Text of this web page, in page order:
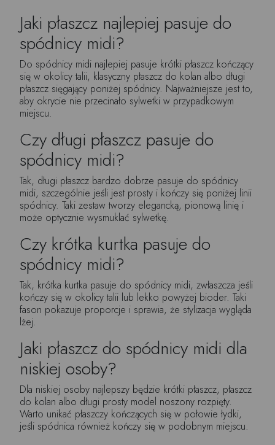
Jaki płaszcz najlepiej pasuje do
spódnicy midi?
Do spódnicy midi najlepiej pasuje krótki płaszcz kończący
się w okolicy talii, klasyczny płaszcz do kolan albo długi
płaszcz sięgający poniżej spódnicy. Najważniejsze jest to,
aby okrycie nie przecinało sylwetki w przypadkowym
miejscu.
Czy długi płaszcz pasuje do
spódnicy midi?
Tak, długi płaszcz bardzo dobrze pasuje do spódnicy
midi, szczególnie jeśli jest prosty i kończy się poniżej linii
spódnicy. Taki zestaw tworzy elegancką, pionową linię i
może optycznie wysmuklać sylwetkę.
Czy krótka kurtka pasuje do
spódnicy midi?
Tak, krótka kurtka pasuje do spódnicy midi, zwłaszcza jeśli
kończy się w okolicy talii lub lekko powyżej bioder. Taki
fason pokazuje proporcje i sprawia, że stylizacja wygląda
lżej.
Jaki płaszcz do spódnicy midi dla
niskiej osoby?
Dla niskiej osoby najlepszy będzie krótki płaszcz, płaszcz
do kolan albo długi prosty model noszony rozpięty.
Warto unikać płaszczy kończących się w połowie łydki,
jeśli spódnica również kończy się w podobnym miejscu.